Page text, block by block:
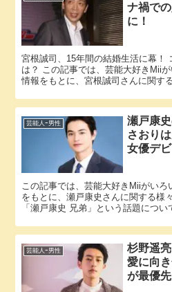
ナ禍で
に！
宮根誠司、15年間の結婚生活に幕！
は？ この記事では、芸能大好きMii
情報をもとに、宮根誠司さんに関す
芸能人ｰ男性
瀬戸康
さおり
女優デ
この記事では、芸能大好きMiiがいろ
をもとに、瀬戸康史さんに関する様
「瀬戸康史 兄弟」という話題につ
芸能人ｰ男性
杉野遥
愛に向
が最優